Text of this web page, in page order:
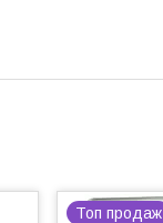
Топ продаж